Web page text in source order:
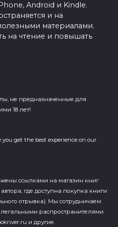
Android и Kindle.
и на
материалами.
на чтение и повышать
не предназначенные для
18 лет!
you get the best experience on our
ссылками на магазин книг
где доступна покупка книги
отрывка). Мы сотрудничаем
распространителями
и другие.